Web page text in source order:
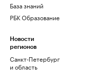
База знаний
РБК Образование
Новости
регионов
Санкт-Петербург
и область